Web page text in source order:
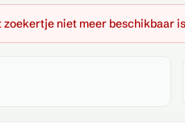
niet meer beschikbaar